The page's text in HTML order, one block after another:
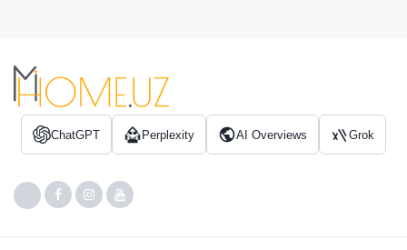
ChatGPT Perplexity AI Overviews Grok